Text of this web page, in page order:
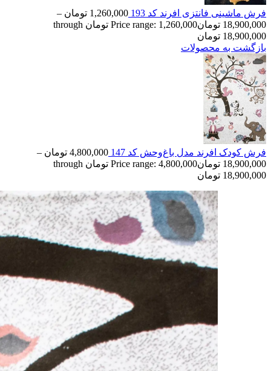
فرش ماشینی فانتزی افرند کد 193 1,260,000 تومان –
18,900,000 تومان
Price range: 1,260,000 تومان through
18,900,000 تومان
بازگشت به محصولات
فرش کودک افرند مدل باغ‌وحش کد 147 4,800,000 تومان –
18,900,000 تومان
Price range: 4,800,000 تومان through
18,900,000 تومان